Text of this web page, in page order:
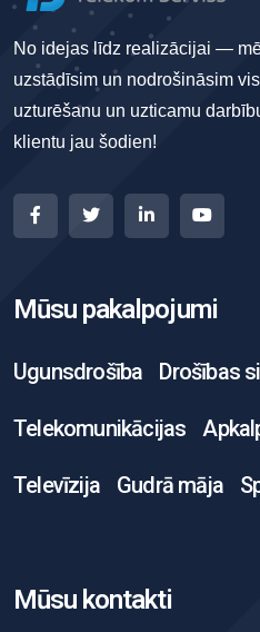
No idejas līdz realizācijai —
uzstādīsim un nodrošināsim
uzturēšanu un uzticamu
klientu jau šodien!
Mūsu pakalpojumi
Ugunsdrošība Drošības
Telekomunikācijas
Televīzija Gudrā māja
Mūsu kontakti